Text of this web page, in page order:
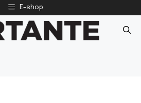
E-shop